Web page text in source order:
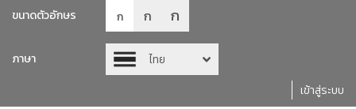
ขนาดตัวอักษร ก ก ก
ภาษา
ไทย
เข้าสู่ระบบ